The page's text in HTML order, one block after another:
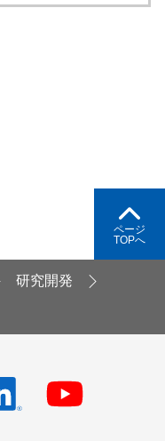
ページ
TOPへ
研究開発